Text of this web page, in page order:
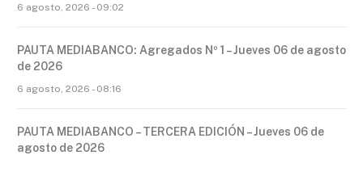
6 agosto, 2026 - 09:02
PAUTA MEDIABANCO: Agregados Nº 1 – Jueves 06 de agosto
de 2026
6 agosto, 2026 - 08:16
PAUTA MEDIABANCO – TERCERA EDICIÓN – Jueves 06 de
agosto de 2026